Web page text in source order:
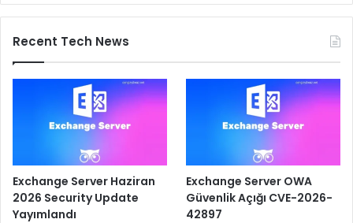
Recent Tech News
Exchange Server Haziran
2026 Security Update
Yayımlandı
Exchange Server OWA
Güvenlik Açığı CVE-2026-
42897